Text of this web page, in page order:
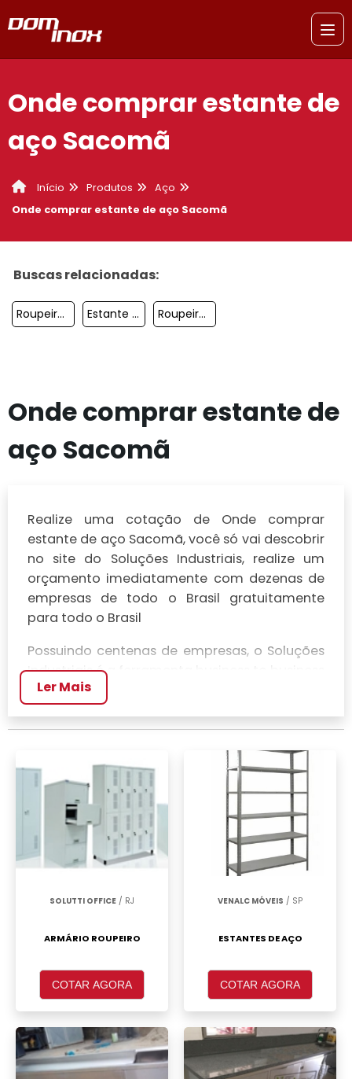
Onde comprar estante de
aço Sacomã
Início Produtos
Aço
Onde comprar estante de aço Sacomã
Buscas relacionadas:
Roupeiro De Aço 32 Portas Sacomã Estante De Aço Para Livros Santo André Roupeiro De Aço 8 Portas Jabaquara
Onde comprar estante de
aço Sacomã
Realize uma cotação de Onde comprar
estante de aço Sacomã, você só vai descobrir
no site do Soluções Industriais, realize um
orçamento imediatamente com dezenas de
empresas de todo o Brasil gratuitamente
para todo o Brasil
Possuindo centenas de empresas, o Soluções
Industriais é a ferramenta business to business
mais completo da área industrial. Para
realizar um orçamento de Onde comprar
estante de aço Sacomã, clique em um ou
Ler Mais
SOLUTTI OFFICE / RJ
ARMÁRIO ROUPEIRO
COTAR AGORA
VENALC MÓVEIS / SP
ESTANTES DE AÇO
COTAR AGORA